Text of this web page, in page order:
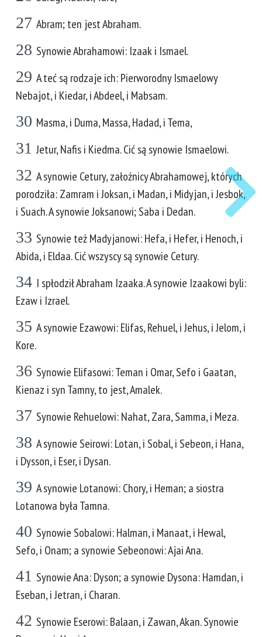
27 Abram; ten jest Abraham.
28 Synowie Abrahamowi: Izaak i Ismael.
29 A teć są rodzaje ich: Pierworodny Ismaelowy
Nebajot, i Kiedar, i Abdeel, i Mabsam.
30 Masma, i Duma, Massa, Hadad, i Tema,
31 Jetur, Nafis i Kiedma. Cić są synowie Ismaelowi.
32 A synowie Cetury, założnicy Abrahamowej, których
porodziła: Zamram i Joksan, i Madan, i Midyjan, i Jesbok,
i Suach. A synowie Joksanowi; Saba i Dedan.
33 Synowie też Madyjanowi: Hefa, i Hefer, i Henoch, i
Abida, i Eldaa. Cić wszyscy są synowie Cetury.
34 I spłodził Abraham Izaaka. A synowie Izaakowi byli:
Ezaw i Izrael.
35 A synowie Ezawowi: Elifas, Rehuel, i Jehus, i Jelom, i
Kore.
36 Synowie Elifasowi: Teman i Omar, Sefo i Gaatan,
Kienaz i syn Tamny, to jest, Amalek.
37 Synowie Rehuelowi: Nahat, Zara, Samma, i Meza.
38 A synowie Seirowi: Lotan, i Sobal, i Sebeon, i Hana,
i Dysson, i Eser, i Dysan.
39 A synowie Lotanowi: Chory, i Heman; a siostra
Lotanowa była Tamna.
40 Synowie Sobalowi: Halman, i Manaat, i Hewal,
Sefo, i Onam; a synowie Sebeonowi: Ajai Ana.
41 Synowie Ana: Dyson; a synowie Dysona: Hamdan, i
Eseban, i Jetran, i Charan.
42 Synowie Eserowi: Balaan, i Zawan, Akan. Synowie